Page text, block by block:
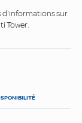
d'informations sur
Tower.